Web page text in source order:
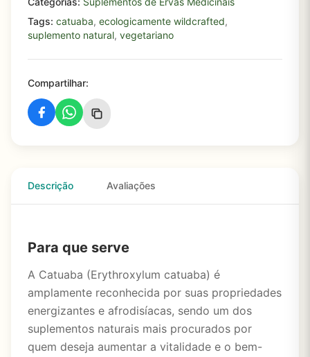
Tags: catuaba, ecologicamente wildcrafted,
suplemento natural, vegetariano
Compartilhar:
Descrição Avaliações
Para que serve
A Catuaba (Erythroxylum catuaba) é
amplamente reconhecida por suas propriedades
energizantes e afrodisíacas, sendo um dos
suplementos naturais mais procurados por
quem deseja aumentar a vitalidade e o bem-